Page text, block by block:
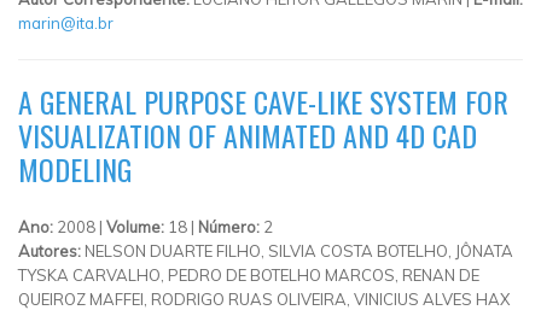
marin@ita.br
A GENERAL PURPOSE CAVE-LIKE SYSTEM FOR
VISUALIZATION OF ANIMATED AND 4D CAD
MODELING
Ano: 2008 | Volume: 18 | Número: 2
Autores: NELSON DUARTE FILHO, SILVIA COSTA BOTELHO, JÔNATA
TYSKA CARVALHO, PEDRO DE BOTELHO MARCOS, RENAN DE
QUEIROZ MAFFEI, RODRIGO RUAS OLIVEIRA, VINICIUS ALVES HAX